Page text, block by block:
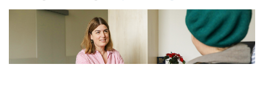
Ihr Aufenthalt
Karriere & Ausbildung